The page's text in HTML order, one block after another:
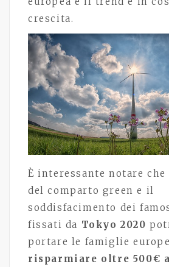
crescita.
È interessante notare
del comparto green e il
soddisfacimento dei
fissati da Tokyo 2020
portare le famiglie
risparmiare oltre 500€